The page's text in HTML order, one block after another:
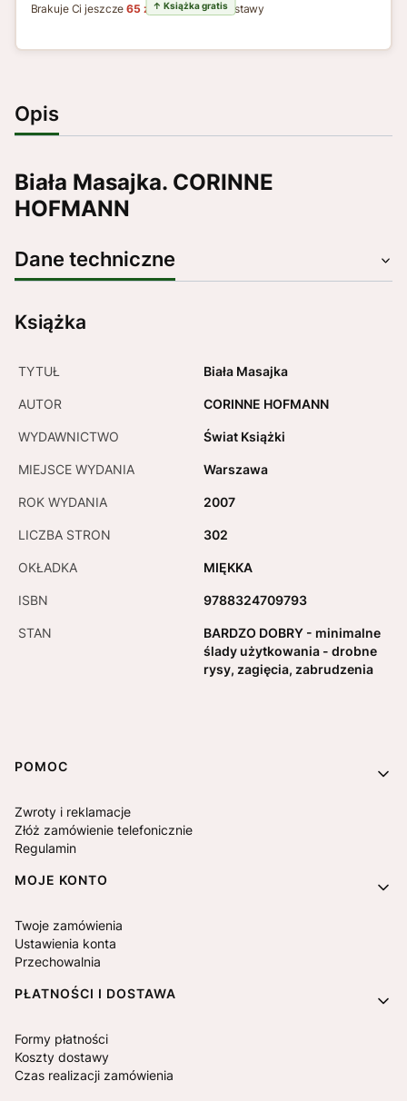
Brakuje Ci jeszcze65 zł do darmowej dostawy
Opis
Biała Masajka. CORINNE
HOFMANN
Dane techniczne
Książka
TYTUŁ Biała Masajka
AUTOR CORINNE HOFMANN
WYDAWNICTWO Świat Książki
MIEJSCE WYDANIA Warszawa
ROK WYDANIA 2007
LICZBA STRON 302
OKŁADKA MIĘKKA
ISBN 9788324709793
STAN
BARDZO DOBRY - minimalne
ślady użytkowania - drobne
rysy, zagięcia, zabrudzenia
Linki w stopce
POMOC
Zwroty i reklamacje
Złóż zamówienie telefonicznie
Regulamin
MOJE KONTO
Twoje zamówienia
Ustawienia konta
Przechowalnia
PŁATNOŚCI I DOSTAWA
Formy płatności
Koszty dostawy
Czas realizacji zamówienia